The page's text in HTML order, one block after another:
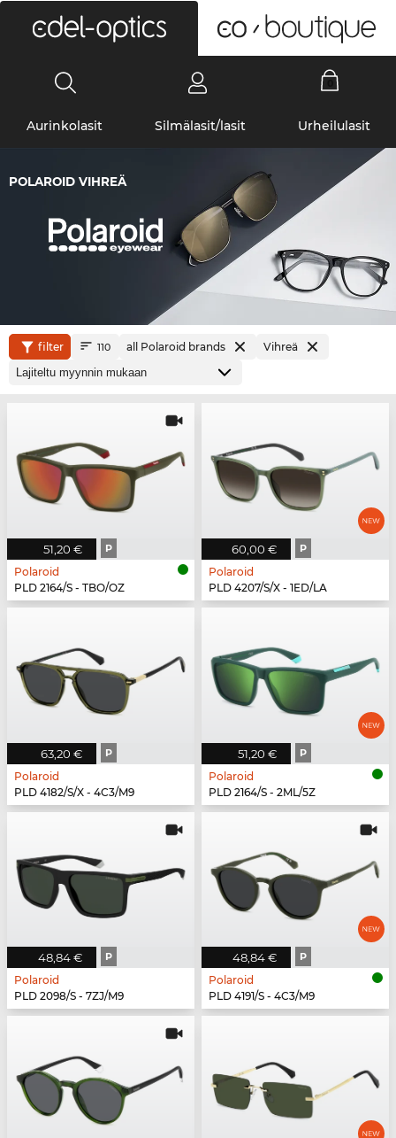
Aurinkolasit Silmälasit/lasit Urheilulasit
POLAROID VIHREÄ
filter 110 all Polaroid brands Vihreä
51,20 € P
Polaroid
PLD 2164/S - TBO/OZ
60,00 € P
Polaroid
PLD 4207/S/X - 1ED/LA
63,20 € P
Polaroid
PLD 4182/S/X - 4C3/M9
51,20 € P
Polaroid
PLD 2164/S - 2ML/5Z
48,84 € P
Polaroid
PLD 2098/S - 7ZJ/M9
48,84 € P
Polaroid
PLD 4191/S - 4C3/M9